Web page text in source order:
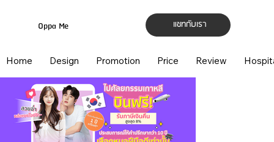
แชทกับเรา
Oppa Me
Home Design Promotion Price Review